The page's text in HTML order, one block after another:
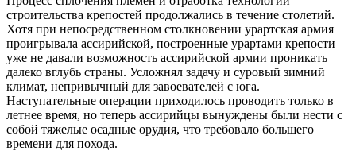
строительства крепостей продолжались в течение столетий.
Хотя при непосредственном столкновении урартская армия
проигрывала ассирийской, построенные урартами крепости
уже не давали возможность ассирийской армии проникать
далеко вглубь страны. Усложнял задачу и суровый зимний
климат, непривычный для завоевателей с юга.
Наступательные операции приходилось проводить только в
летнее время, но теперь ассирийцы вынуждены были нести с
собой тяжелые осадные орудия, что требовало большего
времени для похода.